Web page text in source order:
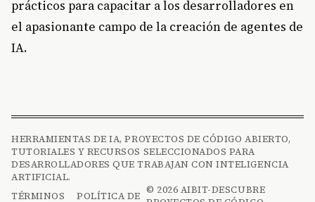
prácticos para capacitar a los desarrolladores en
el apasionante campo de la creación de agentes de
IA.
HERRAMIENTAS DE IA, PROYECTOS DE CÓDIGO ABIERTO,
TUTORIALES Y RECURSOS SELECCIONADOS PARA
DESARROLLADORES QUE TRABAJAN CON INTELIGENCIA
ARTIFICIAL.
TÉRMINOS
POLÍTICA DE © 2026 AIBIT-DESCUBRE